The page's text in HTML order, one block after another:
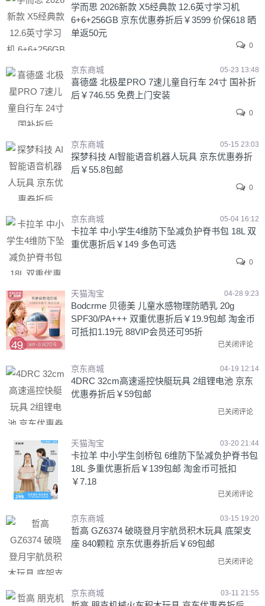
学而思 2026新款 X5经典款 12.6英寸学习机
6+6+256GB 京东优惠券折后￥3599 价保618 晒
单返50元
0
京东商城 05-23 13:48
喜德盛 北极星PRO 7速儿童自行车 24寸 国补折
后￥746.55 免费上门安装
0
京东商城 05-15 23:03
探梦科技 AI智能语音机器人玩具 京东优惠券折
后￥55.8包邮
0
京东商城 05-04 16:12
卡拉羊 中小学生4维防下坠减负护脊书包 18L 双
重优惠折后￥149 多色可选
0
天猫淘宝 04-28 9:23
Bodcrme 贝德美 儿童水感物理防晒乳 20g
SPF30/PA+++ 双重优惠折后￥19.9包邮 淘金币
可抵扣1.19元 88VIP会员还可95折
已关闭评论
京东商城 04-19 12:14
4DRC 32cm高速遥控快艇玩具 2组锂电池 京东
优惠券折后￥59包邮
已关闭评论
天猫淘宝 03-20 21:44
卡拉羊 中小学生剑桥包 6维防下坠减负护脊书包
18L 多重优惠折后￥139包邮 淘金币可抵扣
￥7.18
已关闭评论
京东商城 03-15 19:20
哲高 GZ6374 破晓登月宇航员积木玩具 底架支
座 840颗粒 京东优惠券折后￥69包邮
已关闭评论
京东商城 03-11 21:55